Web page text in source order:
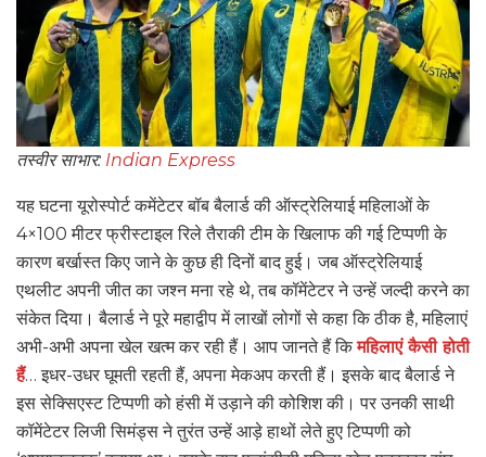
तस्वीर साभार: Indian Express
यह घटना यूरोस्पोर्ट कमेंटेटर बॉब बैलार्ड की ऑस्ट्रेलियाई महिलाओं के
4×100 मीटर फ्रीस्टाइल रिले तैराकी टीम के खिलाफ की गई टिप्पणी के
कारण बर्खास्त किए जाने के कुछ ही दिनों बाद हुई। जब ऑस्ट्रेलियाई
एथलीट अपनी जीत का जश्न मना रहे थे, तब कॉमेंटेटर ने उन्हें जल्दी करने का
संकेत दिया। बैलार्ड ने पूरे महाद्वीप में लाखों लोगों से कहा कि ठीक है, महिलाएं
अभी-अभी अपना खेल खत्म कर रही हैं। आप जानते हैं किमहिलाएं कैसी होती
हैं… इधर-उधर घूमती रहती हैं, अपना मेकअप करती हैं। इसके बाद बैलार्ड ने
इस सेक्सिएस्ट टिप्पणी को हंसी में उड़ाने की कोशिश की। पर उनकी साथी
कॉमेंटेटर लिजी सिमंड्स ने तुरंत उन्हें आड़े हाथों लेते हुए टिप्पणी को